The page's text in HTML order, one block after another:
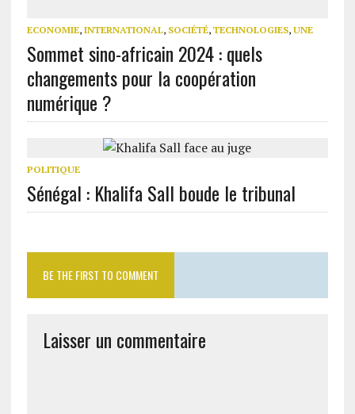
ECONOMIE, INTERNATIONAL, SOCIÉTÉ, TECHNOLOGIES, UNE
Sommet sino-africain 2024 : quels
changements pour la coopération
numérique ?
POLITIQUE
Sénégal : Khalifa Sall boude le tribunal
BE THE FIRST TO COMMENT
Laisser un commentaire